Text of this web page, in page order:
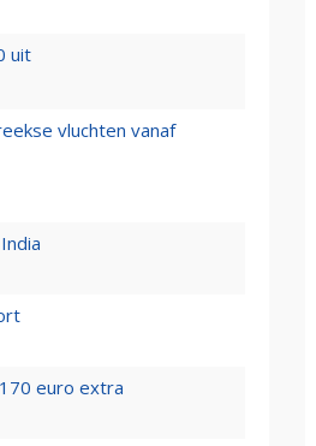
uit
vluchten vanaf
euro extra